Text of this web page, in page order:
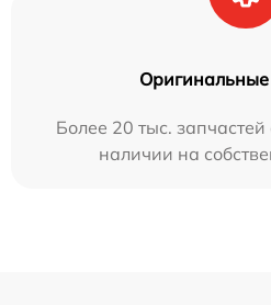
Оригинальные
Более 20 тыс.
наличии на